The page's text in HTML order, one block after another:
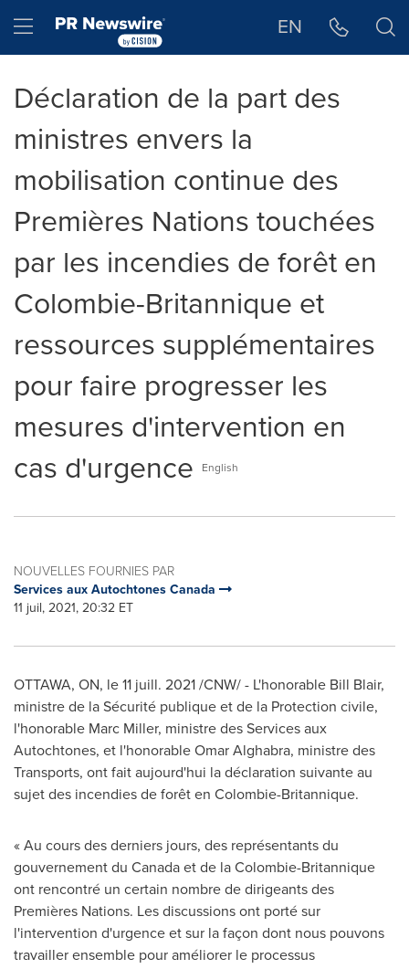
Hamburger menu EN
Déclaration de la part des
ministres envers la
mobilisation continue des
Premières Nations touchées
par les incendies de forêt en
Colombie-Britannique et
ressources supplémentaires
pour faire progresser les
mesures d'intervention en
cas d'urgence
English
NOUVELLES FOURNIES PAR
Services aux Autochtones Canada
11 juil, 2021, 20:32 ET
OTTAWA, ON, le 11 juill. 2021 /CNW/ - L'honorable Bill Blair,
ministre de la Sécurité publique et de la Protection civile,
l'honorable Marc Miller, ministre des Services aux
Autochtones, et l'honorableOmar Alghabra, ministre des
Transports, ont fait aujourd'hui la déclaration suivante au
sujet des incendies de forêt en Colombie-Britannique.
« Au cours des derniers jours, des représentants du
gouvernement du Canadaet de la Colombie-Britannique
ont rencontré un certain nombre de dirigeants des
Premières Nations. Les discussions ont porté sur
l'intervention d'urgence et sur la façon dont nous pouvons
travailler ensemble pour améliorer le processus